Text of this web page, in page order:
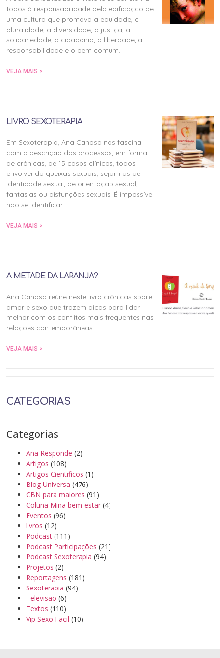
todos à responsabilidade pela edificação de
uma cultura que promova a equidade, a
pluralidade, a diversidade, a justiça, a
solidariedade, a cidadania, a liberdade, a
responsabilidade e o bem comum.
VEJA MAIS >
LIVRO SEXOTERAPIA
Em Sexoterapia, Ana Canosa nos fascina
com a descrição dos processos, em forma
de crônicas, de 15 casos clínicos, todos
envolvendo queixas sexuais, sejam as de
identidade sexual, de orientação sexual,
fantasias ou disfunções sexuais. É impossível
não se identificar
VEJA MAIS >
A METADE DA LARANJA?
Ana Canosa reúne neste livro crônicas sobre
amor e sexo que trazem dicas para lidar
melhor com os conflitos mais frequentes nas
relações contemporâneas.
VEJA MAIS >
CATEGORIAS
Categorias
Ana Responde (2)
Artigos (108)
Artigos Cientificos (1)
Blog Universa (476)
CBN para maiores (91)
Coluna Mina bem-estar (4)
Eventos (96)
livros (12)
Podcast (111)
Podcast Participações (21)
Podcast Sexoterapia (94)
Projetos (2)
Reportagens (181)
Sexoterapia (94)
Televisão (6)
Textos (110)
Vip Sexo Facil (10)